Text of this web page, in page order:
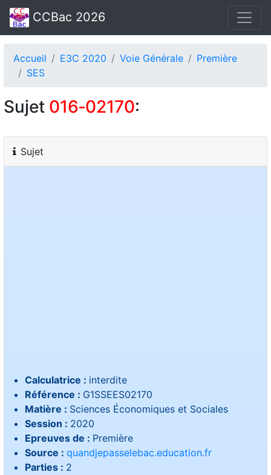
CCBac 2026
Accueil E3C 2020 Voie Générale
Première
SES
Sujet 016‑02170:
Sujet
Calculatrice : interdite
Référence : G1SSEES02170
Matière : Sciences Économiques et Sociales
Session : 2020
Epreuves de : Première
Source : quandjepasselebac.education.fr
Parties : 2